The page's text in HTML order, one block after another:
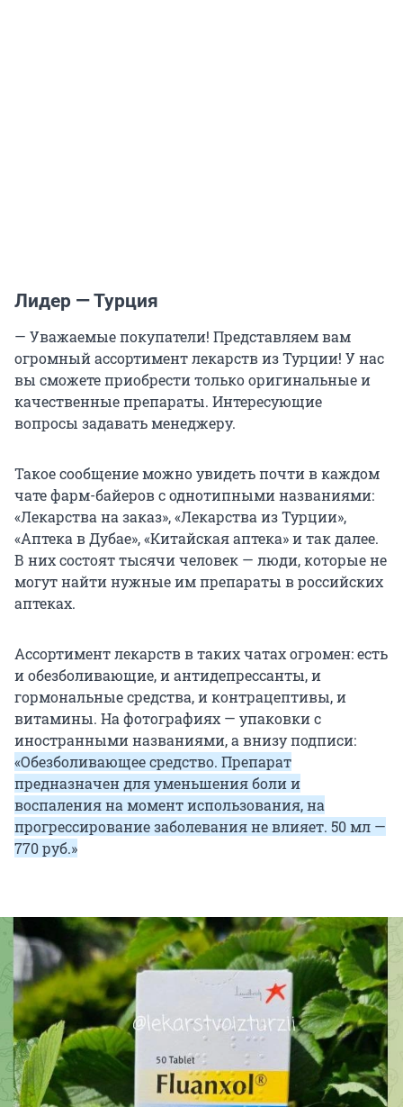
Лидер — Турция
— Уважаемые покупатели! Представляем вам
огромный ассортимент лекарств из Турции! У нас
вы сможете приобрести только оригинальные и
качественные препараты. Интересующие
вопросы задавать менеджеру.
Такое сообщение можно увидеть почти в каждом
чате фарм-байеров с однотипными названиями:
«Лекарства на заказ», «Лекарства из Турции»,
«Аптека в Дубае», «Китайская аптека» и так далее.
В них состоят тысячи человек — люди, которые не
могут найти нужные им препараты в российских
аптеках.
Ассортимент лекарств в таких чатах огромен: есть
и обезболивающие, и антидепрессанты, и
гормональные средства, и контрацептивы, и
витамины. На фотографиях — упаковки с
иностранными названиями, а внизу подписи:
«Обезболивающее средство. Препарат
предназначен для уменьшения боли и
воспаления на момент использования, на
прогрессирование заболевания не влияет. 50 мл —
770 руб.»